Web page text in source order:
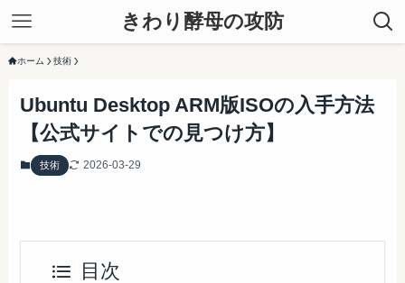
きわり酵母の攻防
ホーム 技術
Ubuntu Desktop ARM版ISOの入手方法
【公式サイトでの見つけ方】
技術 2026-03-29
目次